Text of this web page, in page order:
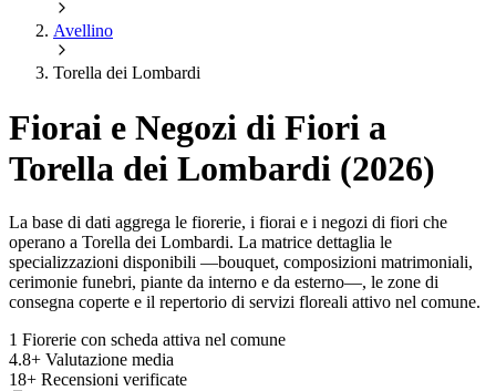
Avellino
Torella dei Lombardi
Fiorai e Negozi di Fiori a
Torella dei Lombardi (2026)
La base di dati aggrega le fiorerie, i fiorai e i negozi di fiori che
operano a Torella dei Lombardi. La matrice dettaglia le
specializzazioni disponibili —bouquet, composizioni matrimoniali,
cerimonie funebri, piante da interno e da esterno—, le zone di
consegna coperte e il repertorio di servizi floreali attivo nel comune.
1 Fiorerie con scheda attiva nel comune
4.8+ Valutazione media
18+ Recensioni verificate